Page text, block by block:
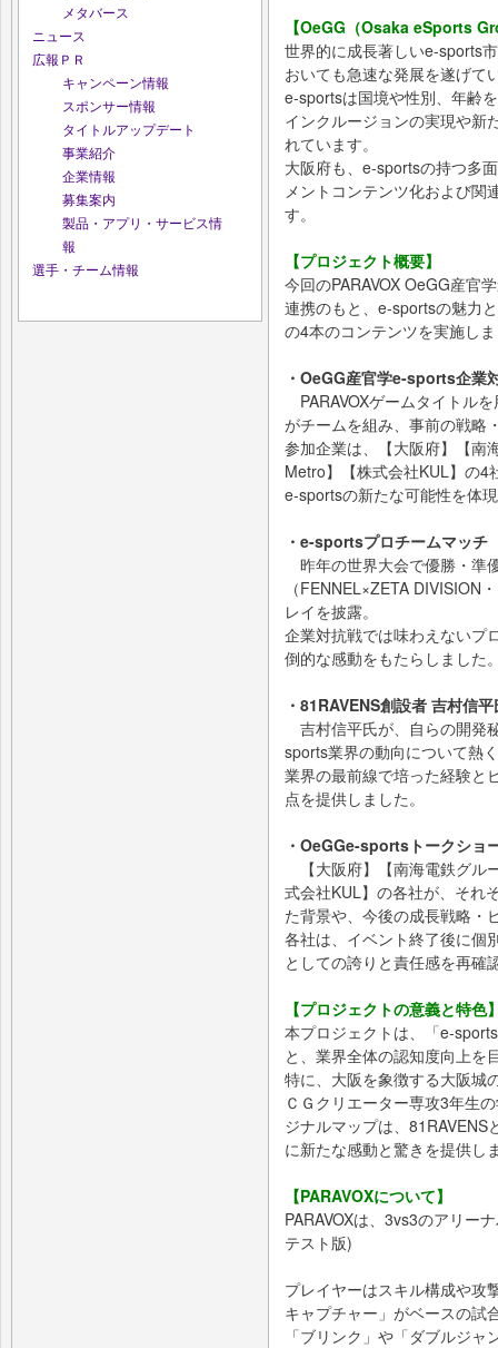
メタバース
ニュース
広報ＰＲ
キャンペーン情報
スポンサー情報
タイトルアップデート
事業紹介
企業情報
募集案内
製品・アプリ・サービス情
報
選手・チーム情報
【OeGG（Osaka eSports
世界的に成長著しいe-sports
おいても急速な発展を遂げて
e-sportsは国境や性別、年齢
インクルージョンの実現や新
れています。
大阪府も、e-sportsの持つ多
メントコンテンツ化および関
す。
【プロジェクト概要】
今回のPARAVOX OeGG産官
連携のもと、e-sportsの魅力
の4本のコンテンツを実施し
・OeGG産官学e-sports企業
PARAVOXゲームタイトル
がチームを組み、事前の戦略
参加企業は、【大阪府】【南
Metro】【株式会社KUL】の4
e-sportsの新たな可能性を体
・e-sportsプロチームマッチ
昨年の世界大会で優勝・準
（FENNEL×ZETA DIVISION
レイを披露。
企業対抗戦では味わえないプ
倒的な感動をもたらしました
・81RAVENS創設者 吉村信
吉村信平氏が、自らの開発
sports業界の動向について熱
業界の最前線で培った経験と
点を提供しました。
・OeGGe-sportsトークショ
【大阪府】【南海電鉄グル
式会社KUL】の各社が、それ
た背景や、今後の成長戦略・
各社は、イベント終了後に個
としての誇りと責任感を再確
【プロジェクトの意義と特色
本プロジェクトは、「e-
と、業界全体の認知度向上を
特に、大阪を象徴する大阪城
ＣＧクリエーター専攻3年生
ジナルマップは、
に新たな感動と驚きを提供し
【PARAVOXについて】
PARAVOXは、3vs3のアリー
テスト版)
プレイヤーはスキル構成や攻
キャプチャー」がベースの試
「ブリンク」や「ダブルジ